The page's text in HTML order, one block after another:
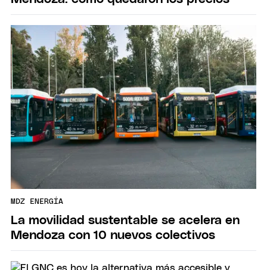
MDZ ENERGÍA
La movilidad sustentable se acelera en
Mendoza con 10 nuevos colectivos